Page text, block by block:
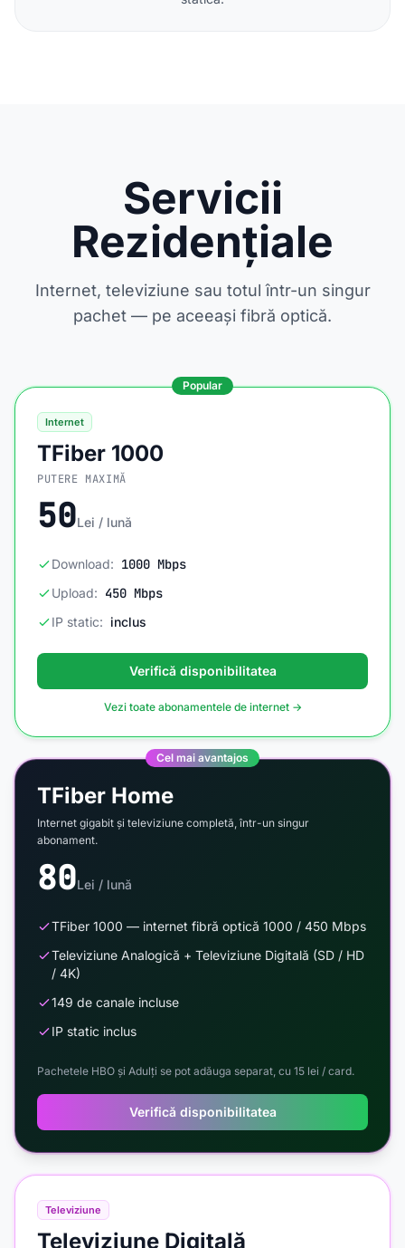
Servicii
Rezidențiale
Internet, televiziune sau totul într-un singur
pachet — pe aceeași fibră optică.
Popular
Internet
TFiber 1000
PUTERE MAXIMĂ
50Lei / lună
Download: 1000 Mbps
Upload: 450 Mbps
IP static: inclus
Verifică disponibilitatea
Vezi toate abonamentele de internet →
Televiziune
Televiziune Digitală
Cel mai avantajos
TFiber Home
Internet gigabit și televiziune completă, într-un singur
abonament.
80Lei / lună
TFiber 1000 — internet fibră optică 1000 / 450 Mbps
Televiziune Analogică + Televiziune Digitală (SD / HD
/ 4K)
149 de canale incluse
IP static inclus
Pachetele HBO și Adulți se pot adăuga separat, cu 15 lei / card.
Verifică disponibilitatea